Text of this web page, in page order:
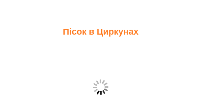
Пісок в Циркунах